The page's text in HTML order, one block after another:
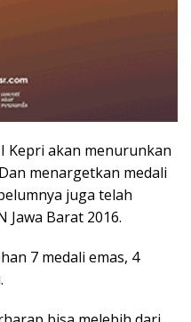
Kepri akan menurunkan
menargetkan medali
juga telah
Jawa Barat 2016.
7 medali emas, 4